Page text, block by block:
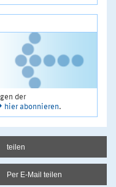
der
hier abonnieren.
teilen
Per E-Mail teilen